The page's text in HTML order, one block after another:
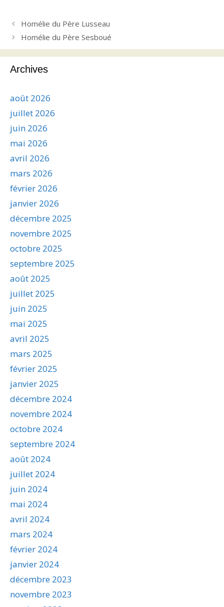
Homélie du Père Lusseau
Homélie du Père Sesboué
Archives
août 2026
juillet 2026
juin 2026
mai 2026
avril 2026
mars 2026
février 2026
janvier 2026
décembre 2025
novembre 2025
octobre 2025
septembre 2025
août 2025
juillet 2025
juin 2025
mai 2025
avril 2025
mars 2025
février 2025
janvier 2025
décembre 2024
novembre 2024
octobre 2024
septembre 2024
août 2024
juillet 2024
juin 2024
mai 2024
avril 2024
mars 2024
février 2024
janvier 2024
décembre 2023
novembre 2023